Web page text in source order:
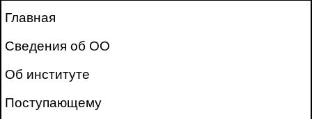
Главная
Сведения об ОО
Об институте
Поступающему